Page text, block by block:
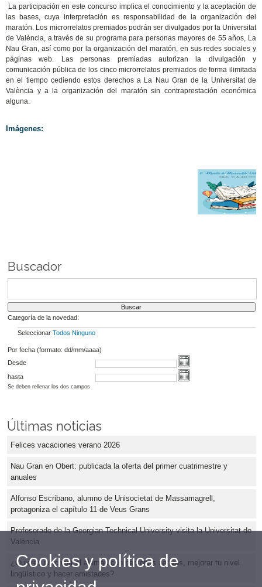
La participación en este concurso implica el conocimiento y la aceptación de
las bases, cuya interpretación es responsabilidad de la organización del
maratón. Los microrrelatos premiados podrán ser divulgados por la Universitat
de València, a través de su programa para personas mayores de 55 años, La
Nau Gran, así como por la organización del maratón, en sus redes sociales y
páginas web. Las personas premiadas autorizan la divulgación y
comunicación pública de los cinco microrrelatos premiados de forma ilimitada
en el tiempo cediendo estos derechos a La Nau Gran de la Universitat de
València y a la organización del maratón sin contraprestación económica
alguna.
Imágenes:
Buscador
Categoría de la novedad:
Seleccionar Todos Ninguno
Por fecha (formato: dd/mm/aaaa)
Desde
hasta
Se deben rellenar los dos campos
Últimas noticias
Felices vacaciones verano 2026
Nau Gran en Obert: publicada la oferta del primer cuatrimestre y
anuales
Alfonso Escribano, alumno de Unisocietat de Massamagrell,
protagoniza el capítulo 11 de Veus Grans
Profesorado de la Georgian Technical University visita la Universitat de
València
¿Quieres practicar el alemán con personas nativas, mejorar tu nivel
lingüístico y hacer amistades?
Cookies y política de